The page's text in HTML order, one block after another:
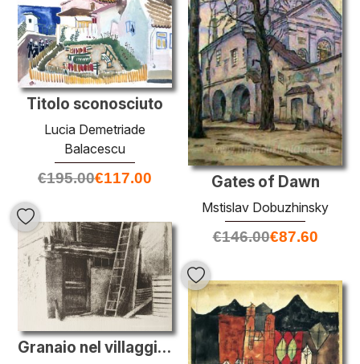
Gates of Dawn
Mstislav Dobuzhinsky
€146.00€87.60
Titolo sconosciuto
Lucia Demetriade
Balacescu
€195.00€117.00
Granaio nel villaggio Aux Posses-Dessous, cantone di Vaud - foto